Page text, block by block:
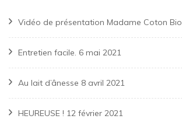
Vidéo de présentation Madame Coton Bio
Entretien facile. 6 mai 2021
Au lait d’ânesse 8 avril 2021
HEUREUSE ! 12 février 2021